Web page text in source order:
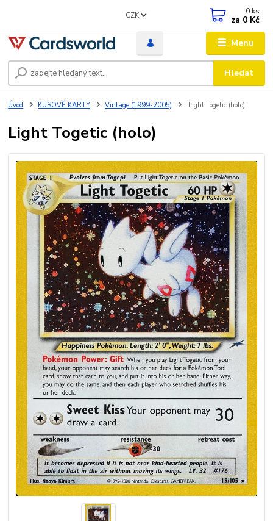
Menu
CZK
Hledat
0 ks
za 0 Kč
Úvod KUSOVÉ KARTY Vintage (1999-2005) Light Togetic (holo)
Light Togetic (holo)